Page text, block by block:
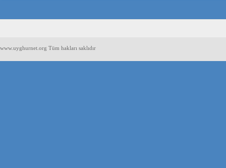
www.uyghurnet.org Tüm hakları saklıdır